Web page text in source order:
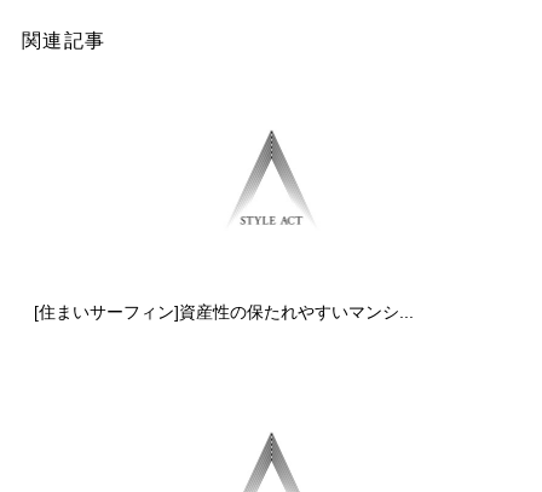
関連記事
[住まいサーフィン]資産性の保たれやすいマンシ...